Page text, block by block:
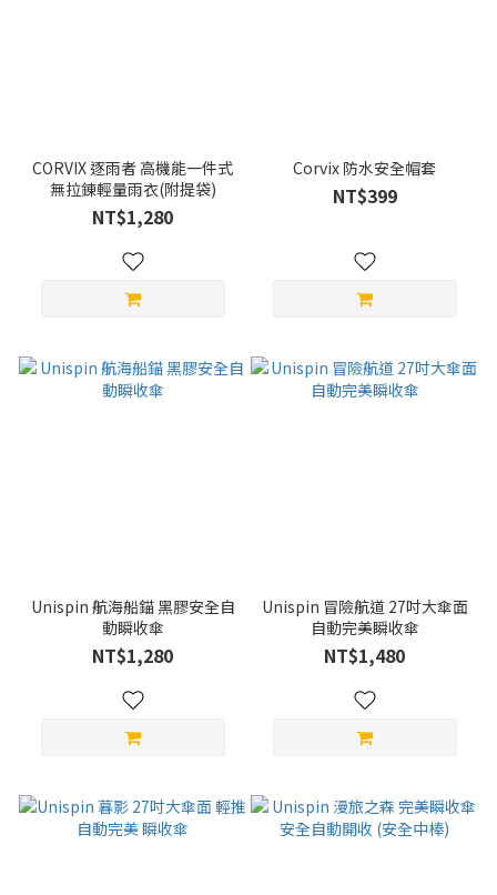
CORVIX 逐雨者 高機能一件式
無拉錬輕量雨衣(附提袋)
NT$1,280
Corvix 防水安全帽套
NT$399
Unispin 航海船錨 黑膠安全自
動瞬收傘
NT$1,280
Unispin 冒險航道 27吋大傘面
自動完美瞬收傘
NT$1,480